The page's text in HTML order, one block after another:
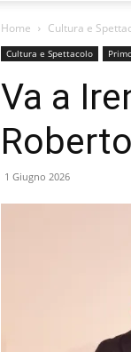
Home Cultura e
Cultura e Spettacolo
Va a
1 Giugno 2026